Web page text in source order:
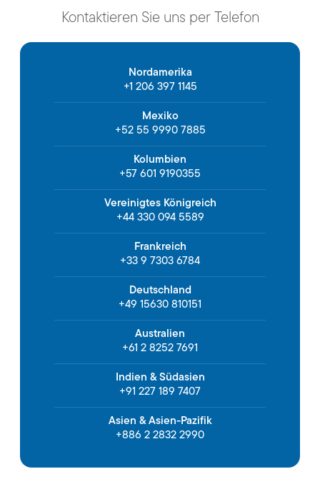
Kontaktieren Sie uns per Telefon
Nordamerika
+1 206 397 1145
Mexiko
+52 55 9990 7885
Kolumbien
+57 601 9190355
Vereinigtes Königreich
+44 330 094 5589
Frankreich
+33 9 7303 6784
Deutschland
+49 15630 810151
Australien
+61 2 8252 7691
Indien & Südasien
+91 227 189 7407
Asien & Asien-Pazifik
+886 2 2832 2990